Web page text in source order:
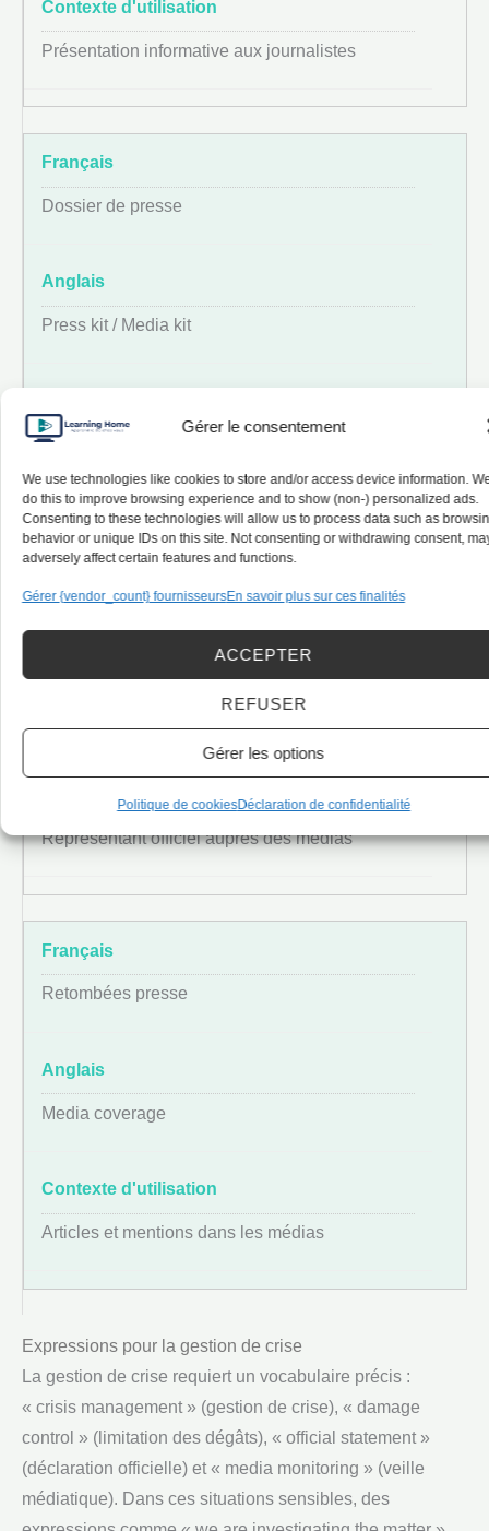
Gérer le consentement
We use technologies like cookies to store and/or access device information.
do this to improve browsing experience and to show (non-) personalized ads.
Consenting to these technologies will allow us to process data such as
behavior or unique IDs on this site. Not consenting or withdrawing consent,
adversely affect certain features and functions.
Gérer {vendor_count} fournisseursEn savoir plus sur ces finalités
ACCEPTER
REFUSER
Gérer les options
Politique de cookiesDéclaration de confidentialité
Présentation informative aux journalistes
Dossier de presse
Press kit / Media kit
Ensemble de documents pour les médias
Porte-parole
Représentant officiel auprès des médias
Retombées presse
Media coverage
Articles et mentions dans les médias
Expressions pour la gestion de crise
La gestion de crise requiert un vocabulaire précis :
« crisis management » (gestion de crise), « damage
control » (limitation des dégâts), « official statement »
(déclaration officielle) et « media monitoring » (veille
médiatique). Dans ces situations sensibles, des